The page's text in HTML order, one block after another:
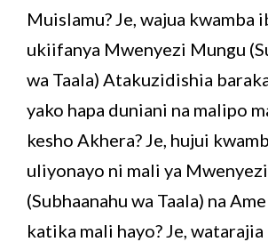
Muislamu? Je, wajua kwamba
ukiifanya Mwenyezi Mungu
wa Taala) Atakuzidishia
yako hapa duniani na malipo
kesho Akhera? Je, hujui
uliyonayo ni mali ya
(Subhaanahu wa Taala) na
katika mali hayo? Je,